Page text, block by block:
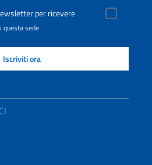
per ricevere
questa sede